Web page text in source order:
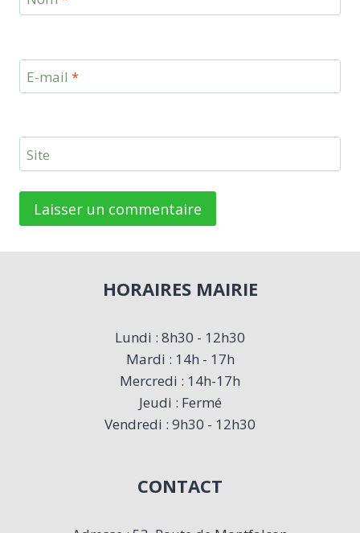
E-mail *
Site
HORAIRES MAIRIE
Lundi : 8h30 - 12h30
Mardi : 14h - 17h
Mercredi : 14h-17h
Jeudi : Fermé
Vendredi : 9h30 - 12h30
CONTACT